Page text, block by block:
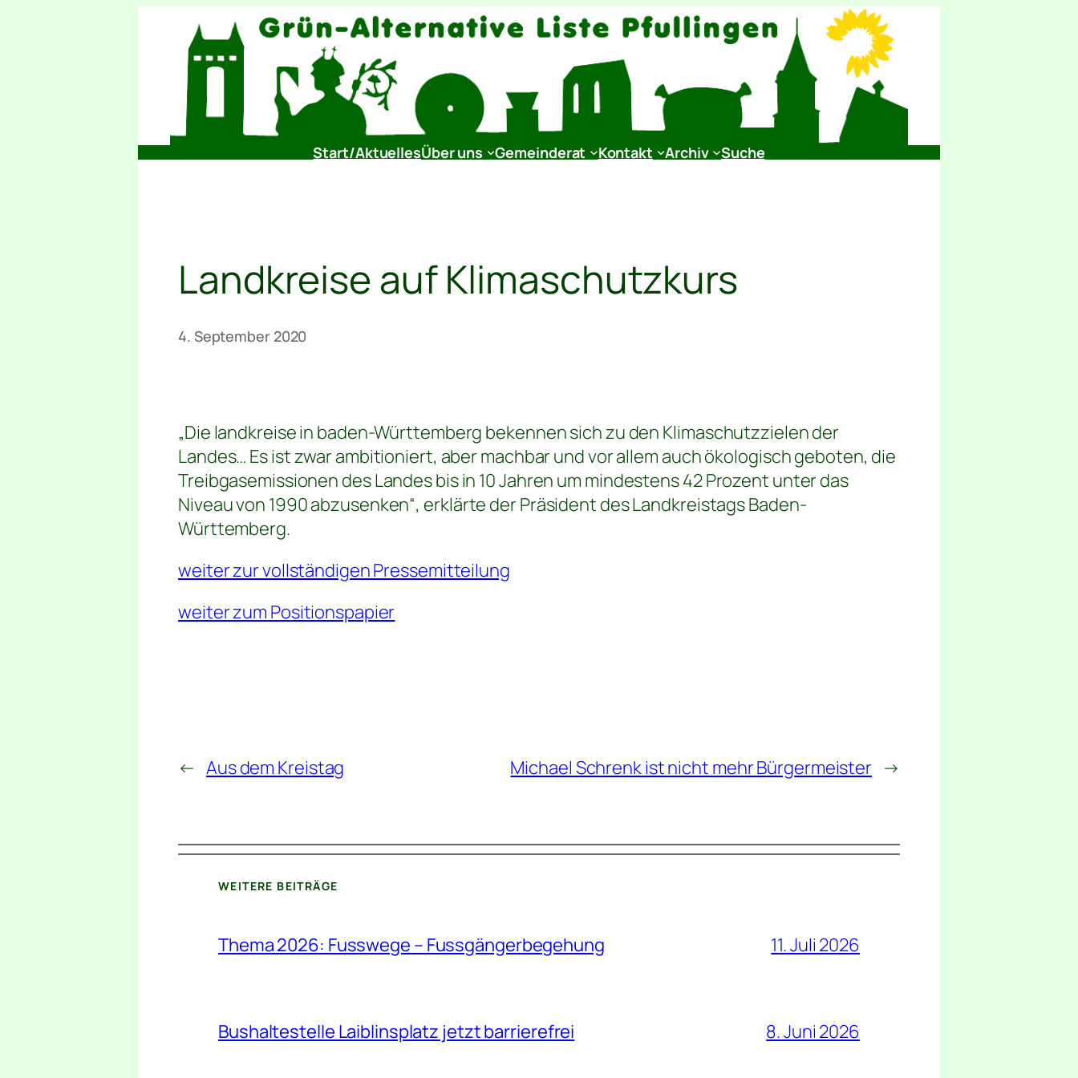
Start/AktuellesÜber uns Gemeinderat Kontakt Archiv Suche
Landkreise auf Klimaschutzkurs
4. September 2020
„Die landkreise in baden-Württemberg bekennen sich zu den Klimaschutzzielen der
Landes… Es ist zwar ambitioniert, aber machbar und vor allem auch ökologisch geboten, die
Treibgasemissionen des Landes bis in 10 Jahren um mindestens 42 Prozent unter das
Niveau von 1990 abzusenken“, erklärte der Präsident des Landkreistags Baden-
Württemberg.
weiter zur vollständigen Pressemitteilung
weiter zum Positionspapier
← Aus dem Kreistag Michael Schrenk ist nicht mehr Bürgermeister →
WEITERE BEITRÄGE
Thema 2026: Fusswege – Fussgängerbegehung 11. Juli 2026
Bushaltestelle Laiblinsplatz jetzt barrierefrei 8. Juni 2026